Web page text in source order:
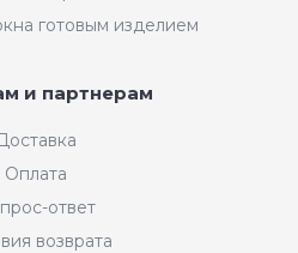
готовым изделием
и партнерам
Оплата
ответ
возврата